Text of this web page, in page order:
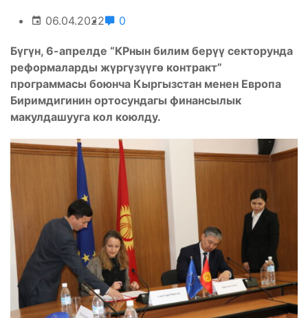
06.04.2022 0
Бүгүн, 6-апрелде “КРнын билим берүү секторунда
реформаларды жүргүзүүгө контракт”
программасы боюнча Кыргызстан менен Европа
Биримдигинин ортосундагы финансылык
макулдашууга кол коюлду.